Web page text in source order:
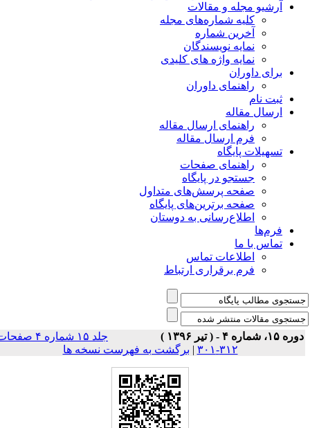
آرشیو مجله و مقالات
کلیه شماره‌های مجله
آخرین شماره
نمایه نویسندگان
نمایه واژه های کلیدی
برای داوران
راهنمای داوران
ثبت نام
ارسال مقاله
راهنمای ارسال مقاله
فرم ارسال مقاله
تسهیلات پایگاه
راهنمای صفحات
جستجو در پایگاه
صفحه پرسش‌های متداول
صفحه برترین‌های پایگاه
اطلاع‌رسانی به دوستان
فرم‌ها
تماس با ما
اطلاعات تماس
فرم برقراری ارتباط
شماره ۴ - ( تیر ۱۳۹۶ )
جلد ۱۵ شماره ۴ صفحات
۳۱۲-۳۰۱
|برگشت به فهرست نسخه ها